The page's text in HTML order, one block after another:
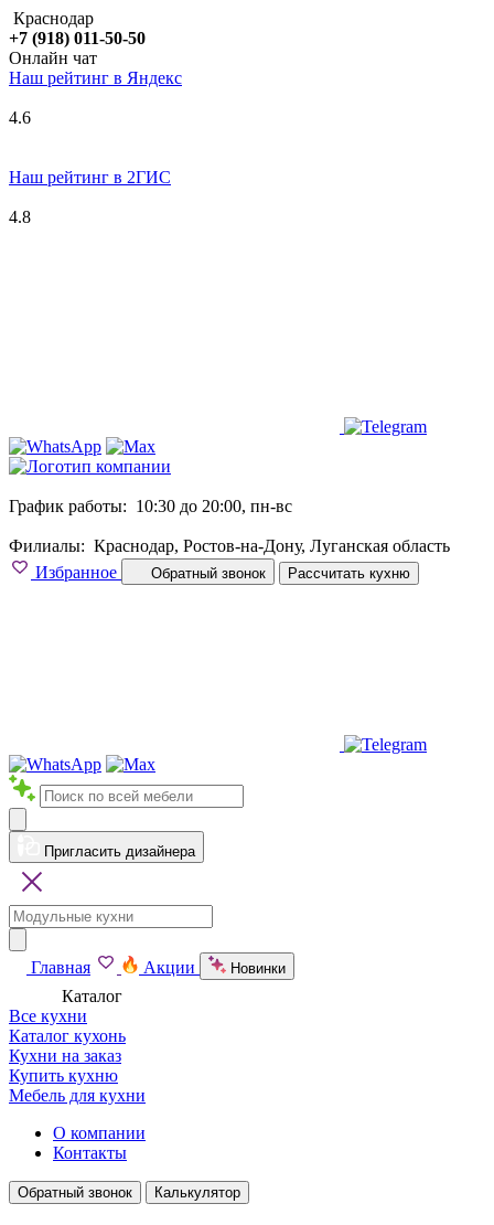
Краснодар
+7 (918) 011-50-50
Онлайн чат
Наш рейтинг в Яндекс
4.6
Наш рейтинг в 2ГИС
4.8
График работы: 10:30 до 20:00, пн-вс
Филиалы: Краснодар, Ростов-на-Дону, Луганская область
Избранное
Обратный звонок Рассчитать кухню
Пригласить дизайнера
Главная Акции Новинки
Каталог
Все кухни
Каталог кухонь
Кухни на заказ
Купить кухню
Мебель для кухни
О компании
Контакты
Обратный звонок Калькулятор